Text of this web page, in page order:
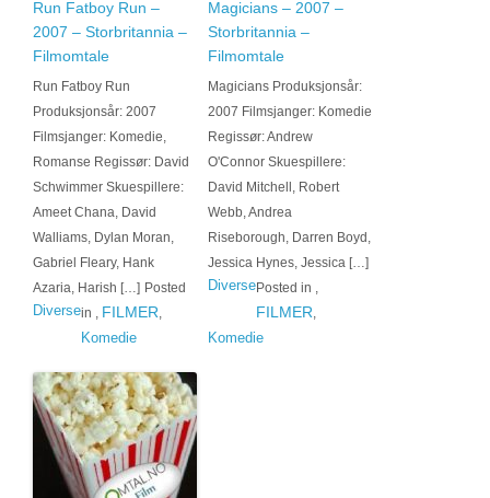
Run Fatboy Run –
2007 – Storbritannia –
Filmomtale
Run Fatboy Run
Produksjonsår: 2007
Filmsjanger: Komedie,
Romanse Regissør: David
Schwimmer Skuespillere:
Ameet Chana, David
Walliams, Dylan Moran,
Gabriel Fleary, Hank
Azaria, Harish […] Posted
in
Diverse FILMER
Komedie
Magicians – 2007 –
Storbritannia –
Filmomtale
Magicians Produksjonsår:
2007 Filmsjanger: Komedie
Regissør: Andrew
O'Connor Skuespillere:
David Mitchell, Robert
Webb, Andrea
Riseborough, Darren Boyd,
Jessica Hynes, Jessica […]
Posted in
Diverse
FILMER
Komedie